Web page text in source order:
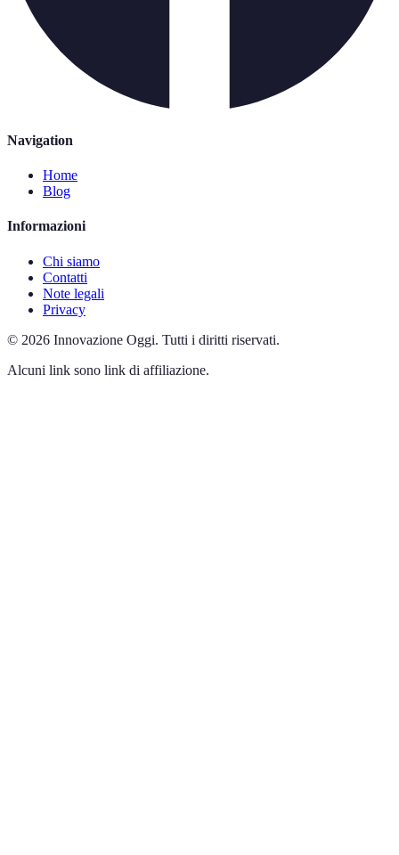
Navigation
Home
Blog
Informazioni
Chi siamo
Contatti
Note legali
Privacy
© 2026 Innovazione Oggi. Tutti i diritti riservati.
Alcuni link sono link di affiliazione.